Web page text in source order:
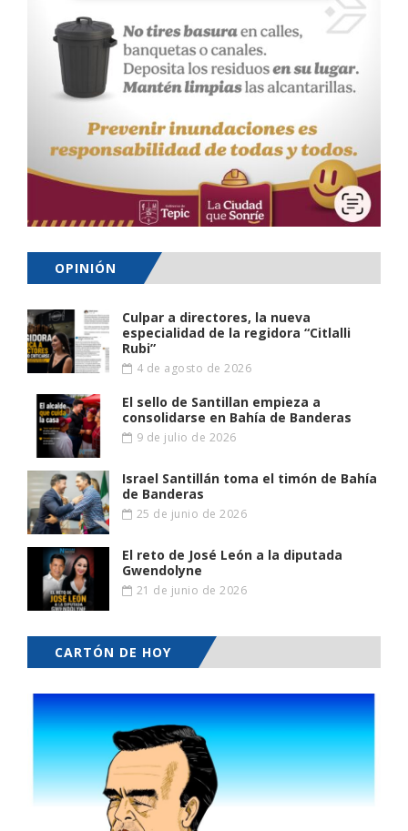
OPINIÓN
Culpar a directores, la nueva
especialidad de la regidora “Citlalli
Rubi”
4 de agosto de 2026
El sello de Santillan empieza a
consolidarse en Bahía de Banderas
9 de julio de 2026
Israel Santillán toma el timón de Bahía
de Banderas
25 de junio de 2026
El reto de José León a la diputada
Gwendolyne
21 de junio de 2026
CARTÓN DE HOY